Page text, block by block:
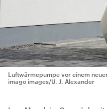
Luftwärmepumpe vor einem
imago images/U. J. Alexander